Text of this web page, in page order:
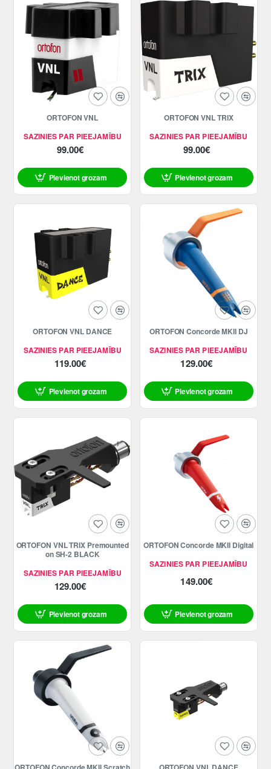
SAZINIES PAR PIEEJAMĪBU
ORTOFON VNL
99.00€
Pievienot grozam
SAZINIES PAR PIEEJAMĪBU
ORTOFON VNL TRIX
99.00€
Pievienot grozam
SAZINIES PAR PIEEJAMĪBU
ORTOFON VNL DANCE
119.00€
Pievienot grozam
SAZINIES PAR PIEEJAMĪBU
ORTOFON Concorde MKII DJ
129.00€
Pievienot grozam
SAZINIES PAR PIEEJAMĪBU
ORTOFON VNL TRIX Premounted
on SH-2 BLACK
129.00€
Pievienot grozam
SAZINIES PAR PIEEJAMĪBU
ORTOFON Concorde MKII Digital
149.00€
Pievienot grozam